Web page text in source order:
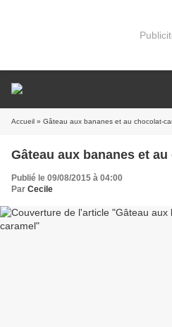
Accueil » Gâteau aux bananes et au chocolat-
Gâteau aux bananes et
Publié le 09/08/2015 à 04:00
Par Cecile